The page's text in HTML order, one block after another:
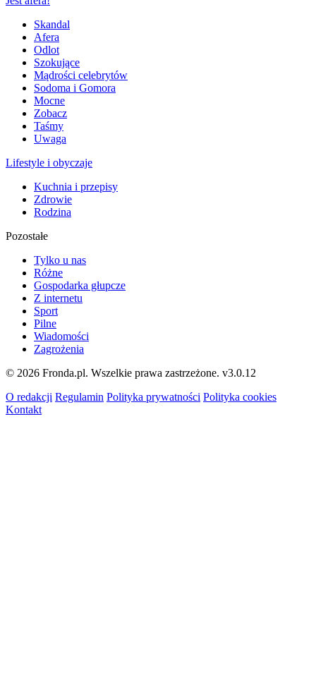
Skandal
Afera
Odlot
Szokujące
Mądrości celebrytów
Sodoma i Gomora
Mocne
Zobacz
Taśmy
Uwaga
Lifestyle i obyczaje
Kuchnia i przepisy
Zdrowie
Rodzina
Pozostałe
Tylko u nas
Różne
Gospodarka głupcze
Z internetu
Sport
Pilne
Wiadomości
Zagrożenia
© 2026 Fronda.pl. Wszelkie prawa zastrzeżone. v3.0.12
O redakcji Regulamin Polityka prywatności Polityka cookies
Kontakt